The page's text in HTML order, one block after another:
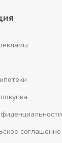
соглашение